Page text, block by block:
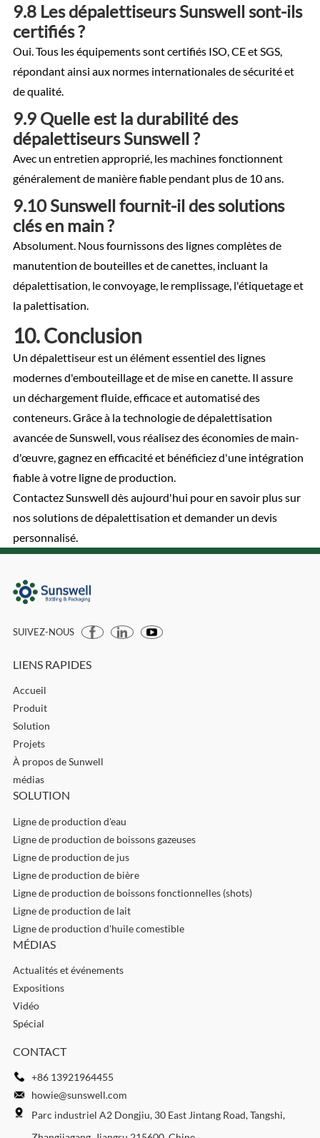
9.8 Les dépalettiseurs Sunswell sont-ils
certifiés ?
Oui. Tous les équipements sont certifiés ISO, CE et SGS,
répondant ainsi aux normes internationales de sécurité et
de qualité.
9.9 Quelle est la durabilité des
dépalettiseurs Sunswell ?
Avec un entretien approprié, les machines fonctionnent
généralement de manière fiable pendant plus de 10 ans.
9.10 Sunswell fournit-il des solutions
clés en main ?
Absolument. Nous fournissons des lignes complètes de
manutention de bouteilles et de canettes, incluant la
dépalettisation, le convoyage, le remplissage, l'étiquetage et
la palettisation.
10. Conclusion
Un dépalettiseur est un élément essentiel des lignes
modernes d'embouteillage et de mise en canette. Il assure
un déchargement fluide, efficace et automatisé des
conteneurs. Grâce à la technologie de dépalettisation
avancée de Sunswell, vous réalisez des économies de main-
d'œuvre, gagnez en efficacité et bénéficiez d'une intégration
fiable à votre ligne de production.
Contactez Sunswell dès aujourd'hui pour en savoir plus sur
nos solutions de dépalettisation et demander un devis
personnalisé.
SUIVEZ-NOUS
LIENS RAPIDES
Accueil
Produit
Solution
Projets
À propos de Sunwell
médias
SOLUTION
Ligne de production d'eau
Ligne de production de boissons gazeuses
Ligne de production de jus
Ligne de production de bière
Ligne de production de boissons fonctionnelles (shots)
Ligne de production de lait
Ligne de production d'huile comestible
MÉDIAS
Actualités et événements
Expositions
Vidéo
Spécial
CONTACT
+86 13921964455
howie@sunswell.com
Parc industriel A2 Dongjiu, 30 East Jintang Road, Tangshi,